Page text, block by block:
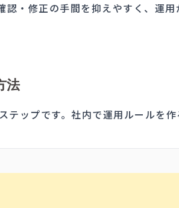
・修正の手間を抑えやすく、運用
法
ップです。社内で運用ルールを